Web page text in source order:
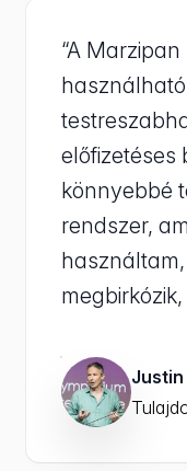
“A
előfizetéses
könnyebbé
rendszer,